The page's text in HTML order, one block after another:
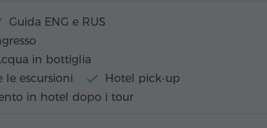
Guida ENG e RUS
in bottiglia
le escursioni
Hotel pick-up
in hotel dopo i tour